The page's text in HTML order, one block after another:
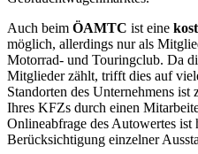
Auch beim ÖAMTC ist eine
möglich, allerdings nur als
Motorrad- und Touringclub. Da
Mitglieder zählt, trifft dies auf
Standorten des Unternehmens
Ihres KFZs durch einen
Onlineabfrage des Autowertes ist
Berücksichtigung einzelner